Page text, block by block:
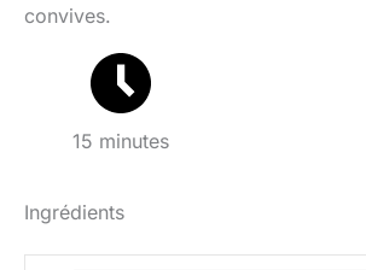
convives.
15 minutes
Ingrédients